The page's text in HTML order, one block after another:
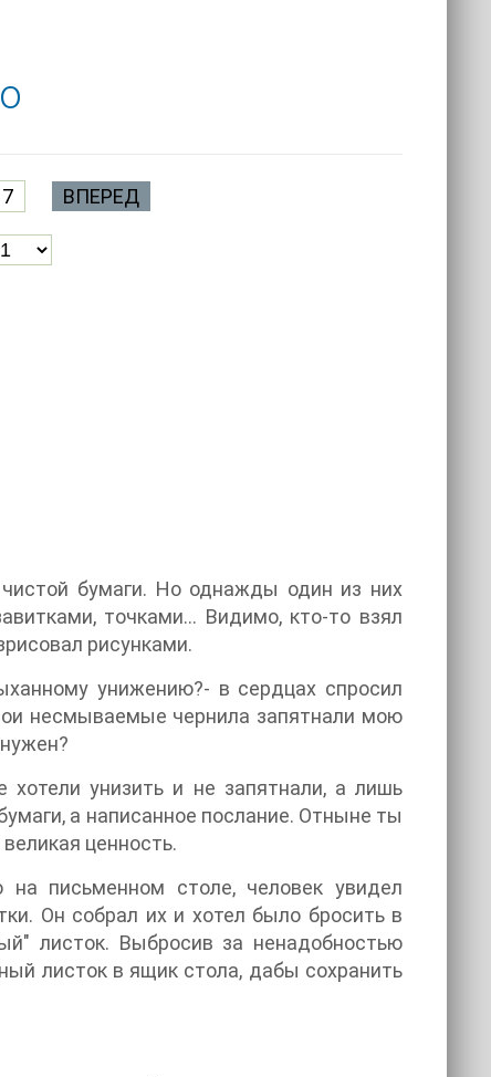
ВПЕРЕД
бумаги. Но однажды один из них
точками... Видимо, кто-то взял
рисунками.
унижению?- в сердцах спросил
несмываемые чернила запятнали мою
унизить и не запятнали, а лишь
а написанное послание. Отныне ты
ценность.
на письменном столе, человек увидел
Он собрал их и хотел было бросить в
листок. Выбросив за ненадобностью
листок в ящик стола, дабы сохранить